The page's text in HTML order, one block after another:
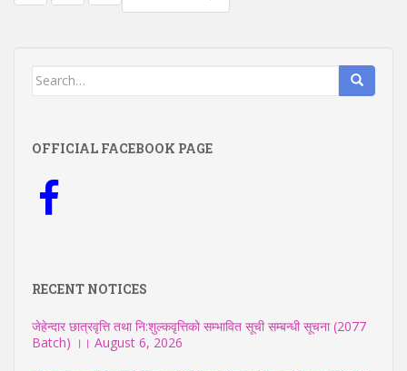
NAVIGATION
Search
OFFICIAL FACEBOOK PAGE
RECENT NOTICES
जेहेन्दार छात्रवृत्ति तथा नि:शुल्कवृत्तिको सम्भावित सूची सम्बन्धी सूचना (2077
Batch) ।। August 6, 2026